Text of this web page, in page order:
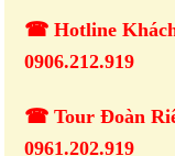
☎ Hotline Khách
0906.212.919
☎ Tour Đoàn
0961.202.919